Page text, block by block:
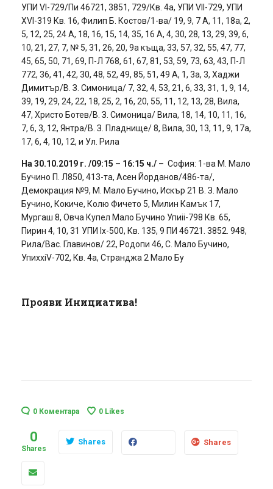
УПИ VI-729/Пи 46721, 3851, 729/Кв. 4а, УПИ VII-729, УПИ
XVI-319 Кв. 16, Филип Б. Костов/1-ва/ 19, 9, 7 А, 11, 18а, 2,
5, 12, 25, 24 А, 18, 16, 15, 14, 35, 16 А, 4, 30, 28, 13, 29, 39, 6,
10, 21, 27, 7, № 5, 31, 26, 20, 9а къща, 33, 57, 32, 55, 47, 77,
45, 65, 50, 71, 69, П-Л 768, 61, 67, 81, 53, 59, 73, 63, 43, П-Л
772, 36, 41, 42, 30, 48, 52, 49, 85, 51, 49 А, 1, 3а, 3, Хаджи
Димитър/В. З. Симоница/ 7, 32, 4, 53, 21, 6, 33, 31, 1, 9, 14,
39, 19, 29, 24, 22, 18, 25, 2, 16, 20, 55, 11, 12, 13, 28, Вила,
47, Христо Ботев/В. З. Симоница/ Вила, 18, 14, 10, 11, 16,
7, 6, 3, 12, Янтра/В. З. Пладнище/ 8, Вила, 30, 13, 11, 9, 17а,
17, 6, 4, 10, 12, и Ул. Рила
На 30.10.2019 г. /09:15 – 16:15 ч./ – София: 1-ва М. Мало
Бучино П. Л850, 413-та, Асен Йорданов/486-та/,
Демокрация №9, М. Мало Бучино, Искър 21 В. З. Мало
Бучино, Кокиче, Колю Фичето 5, Милин Камък 17,
Мургаш 8, Овча Купел Мало Бучино Упиіі-798 Кв. 65,
Пирин 4, 10, 31 УПИ Ix-500, Кв. 135, 9 ПИ 46721. 3852. 948,
Рила/Вас. Главинов/ 22, Родопи 46, С. Мало Бучино,
УпиххіV-702, Кв. 4а, Странджа 2 Мало Бу
Прояви Инициатива!
0 Коментара 0 Likes
0
Shares
Shares Shares